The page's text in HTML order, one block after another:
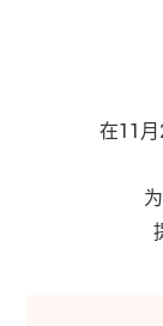
在11